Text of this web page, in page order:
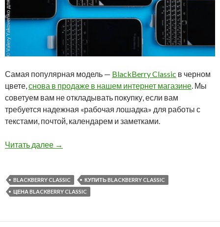
Самая популярная модель — BlackBerry Classic в черном
цвете,снова в продаже в нашем интернет магазине. Мы
советуем вам не откладывать покупку, если вам
требуется надежная «рабочая лошадка» для работы с
текстами, почтой, календарем и заметками.
Читать далее BlackBerry Classic в черном цвете снова в
→
BLACKBERRY CLASSIC
КУПИТЬ BLACKBERRY CLASSIC
ЦЕНА BLACKBERRY CLASSIC